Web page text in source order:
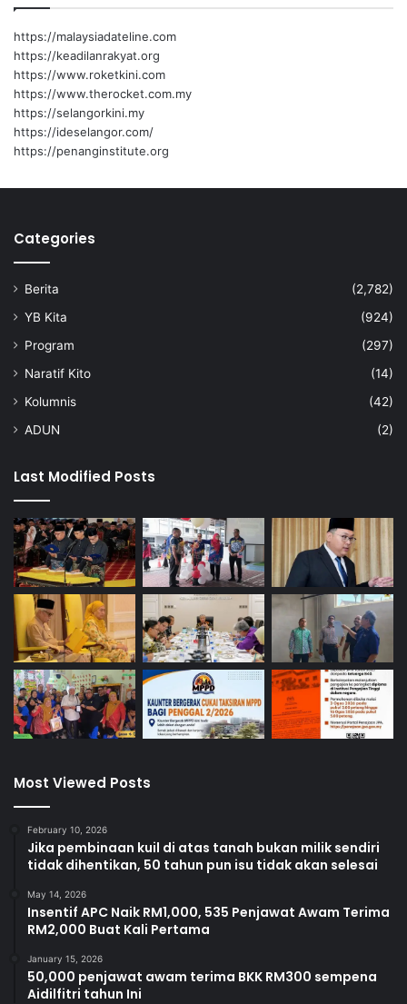
https://malaysiadateline.com
https://keadilanrakyat.org
https://www.roketkini.com
https://www.therocket.com.my
https://selangorkini.my
https://ideselangor.com/
https://penanginstitute.org
Categories
Berita
(2,782)
YB Kita
(924)
Program
(297)
Naratif Kito
(14)
Kolumnis
(42)
ADUN
(2)
Last Modified Posts
Most Viewed Posts
February 10, 2026
Jika pembinaan kuil di atas tanah bukan milik sendiri
tidak dihentikan, 50 tahun pun isu tidak akan selesai
May 14, 2026
Insentif APC Naik RM1,000, 535 Penjawat Awam Terima
RM2,000 Buat Kali Pertama
January 15, 2026
50,000 penjawat awam terima BKK RM300 sempena
Aidilfitri tahun Ini